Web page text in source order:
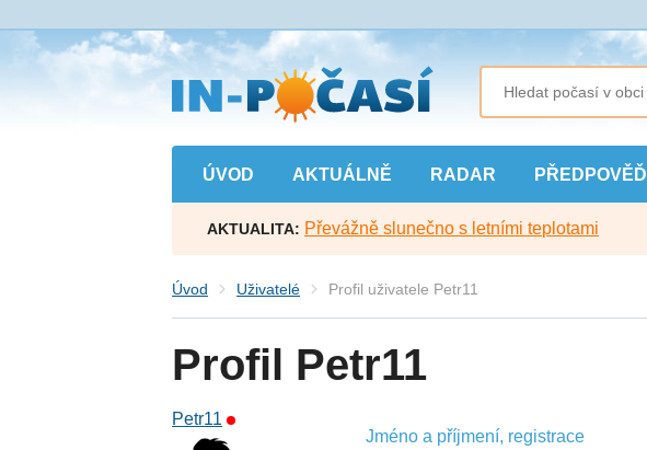
Přejít
na
hlavní
obsah
ÚVOD AKTUÁLNĚ RADAR PŘEDPOVĚĎ
AKTUALITA: Převážně slunečno s letními teplotami
Úvod Uživatelé Profil uživatele Petr11
Profil Petr11
Petr11
Jméno a příjmení, registrace